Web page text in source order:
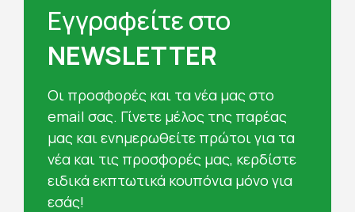
Εγγραφείτε στο
NEWSLETTER
Oι προσφορές και τα νέα μας στο
email σας. Γίνετε μέλος της παρέας
μας και ενημερωθείτε πρώτοι για τα
νέα και τις προσφορές μας, κερδίστε
ειδικά εκπτωτικά κουπόνια μόνο για
εσάς!